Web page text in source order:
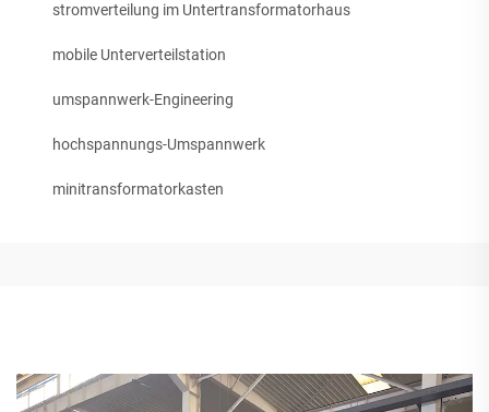
stromverteilung im Untertransformatorhaus
mobile Unterverteilstation
umspannwerk-Engineering
hochspannungs-Umspannwerk
minitransformatorkasten